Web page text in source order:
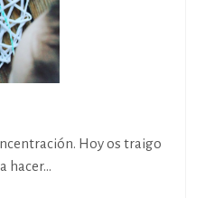
Hoy os traigo
hacer...